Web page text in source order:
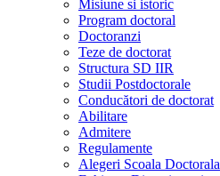
Misiune si istoric
Program doctoral
Doctoranzi
Teze de doctorat
Structura SD IIR
Studii Postdoctorale
Conducători de doctorat
Abilitare
Admitere
Regulamente
Alegeri Scoala Doctorala